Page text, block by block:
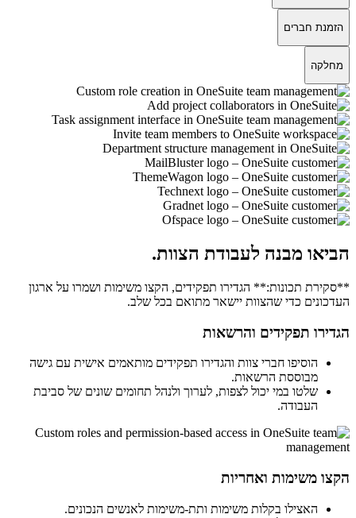
הזמנת חברים
מחלקה
הביאו מבנה לעבודת הצוות.
**סקירת תכונות:** הגדירו תפקידים, הקצו משימות ושמרו על ארגון
העדכונים כדי שהצוות יישאר מתואם בכל שלב.
הגדירו תפקידים והרשאות
הוסיפו חברי צוות והגדירו תפקידים מותאמים אישית עם גישה
מבוססת הרשאות.
שלטו במי יכול לצפות, לערוך ולנהל תחומים שונים של סביבת
העבודה.
הקצו משימות ואחריות
האצילו בקלות משימות ותת-משימות לאנשים הנכונים.